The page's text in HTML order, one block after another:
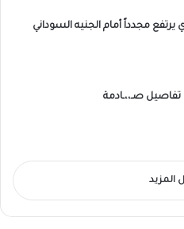
يرتفع مجدداً أمام الجنيه السوداني
صـ،،ـادمة
المزيد